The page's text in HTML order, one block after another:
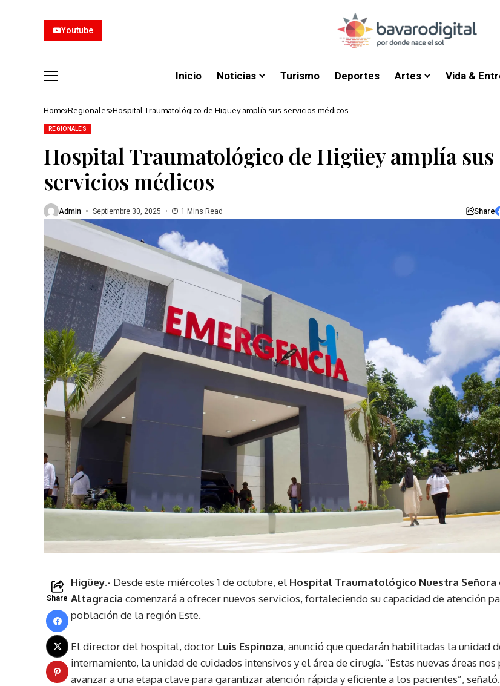
Youtube
Inicio Noticias Turismo Deportes Artes Vida &
Home Regionales Hospital Traumatológico de Higüey amplía sus servicios médicos
REGIONALES
Hospital Traumatológico de Higüey amplía sus
servicios médicos
Admin Septiembre 30, 2025 1 Mins Read Share
Share
Higüey.- Desde este miércoles 1 de octubre, el Hospital Traumatológico Nuestra Señora
Altagracia comenzará a ofrecer nuevos servicios, fortaleciendo su capacidad de atención
población de la región Este.
El director del hospital, doctor Luis Espinoza, anunció que quedarán habilitadas la unidad
internamiento, la unidad de cuidados intensivos y el área de cirugía. “Estas nuevas áreas
avanzar a una etapa clave para garantizar atención rápida y eficiente a los pacientes”, señaló.